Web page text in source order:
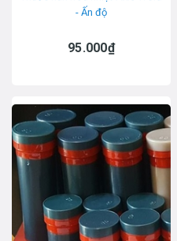
- Ấn độ
95.000₫